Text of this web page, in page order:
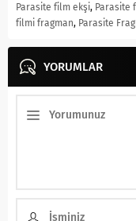
Parasite film ekşi, Parasite
filmi fragman, Parasite
YORUMLAR